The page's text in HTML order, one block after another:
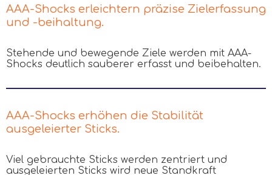
AAA-Shocks erleichtern präzise Zielerfassung
und -beihaltung.
Stehende und bewegende Ziele werden mit AAA-
Shocks deutlich sauberer erfasst und beibehalten.
AAA-Shocks erhöhen die Stabilität
ausgeleierter Sticks.
Viel gebrauchte Sticks werden zentriert und
ausgeleierten Sticks wird neue Standkraft